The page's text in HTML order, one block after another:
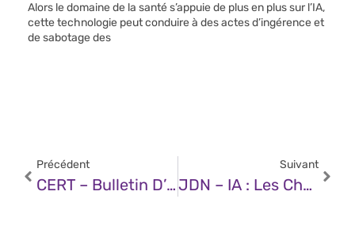
Alors le domaine de la santé s’appuie de plus en plus sur l’IA,
cette technologie peut conduire à des actes d’ingérence et
de sabotage des
Précédent
CERT – Bulletin D’actualité CERTFR-2025-ACT-008 (24 Février 2025)
Suivant
JDN – IA : Les Changements Qui Façonneront L’entreprise De 2025